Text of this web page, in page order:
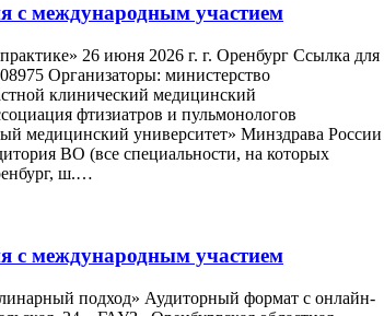
с международным участием
26 июня 2026 г. г. Оренбург Ссылка для
Организаторы: министерство
клинический медицинский
фтизиатров и пульмонологов
медицинский университет» Минздрава России
ВО (все специальности, на которых
ш.…
с международным участием
подход» Аудиторный формат с онлайн-